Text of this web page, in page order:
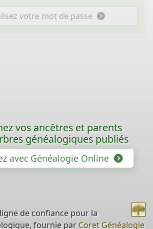
votre mot de passe
vos ancêtres et parents
généalogiques publiés
avec Généalogie Online
de confiance pour la
fournie par Coret Généalogie